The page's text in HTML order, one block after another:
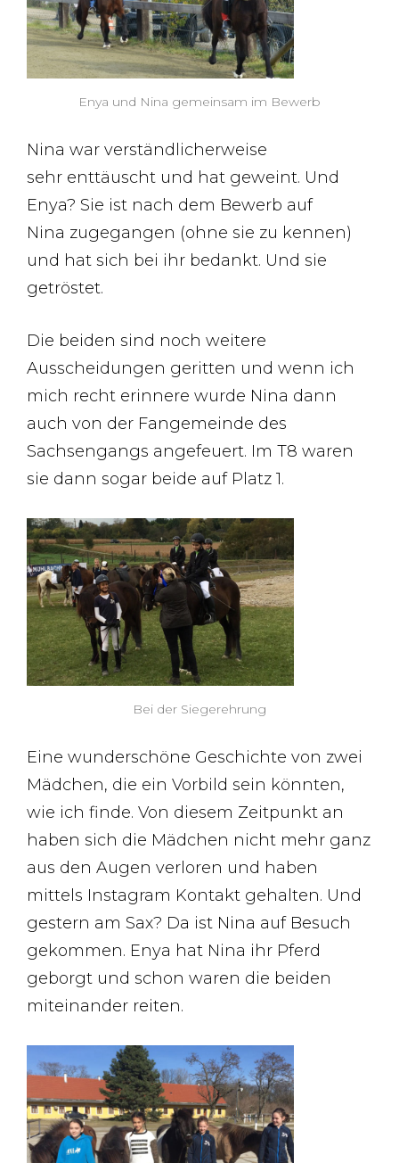
Enya und Nina gemeinsam im Bewerb
Nina war verständlicherweise
sehr enttäuscht und hat geweint. Und
Enya? Sie ist nach dem Bewerb auf
Nina zugegangen (ohne sie zu kennen)
und hat sich bei ihr bedankt. Und sie
getröstet.
Die beiden sind noch weitere
Ausscheidungen geritten und wenn ich
mich recht erinnere wurde Nina dann
auch von der Fangemeinde des
Sachsengangs angefeuert. Im T8 waren
sie dann sogar beide auf Platz 1.
Bei der Siegerehrung
Eine wunderschöne Geschichte von zwei
Mädchen, die ein Vorbild sein könnten,
wie ich finde. Von diesem Zeitpunkt an
haben sich die Mädchen nicht mehr ganz
aus den Augen verloren und haben
mittels Instagram Kontakt gehalten. Und
gestern am Sax? Da ist Nina auf Besuch
gekommen. Enya hat Nina ihr Pferd
geborgt und schon waren die beiden
miteinander reiten.